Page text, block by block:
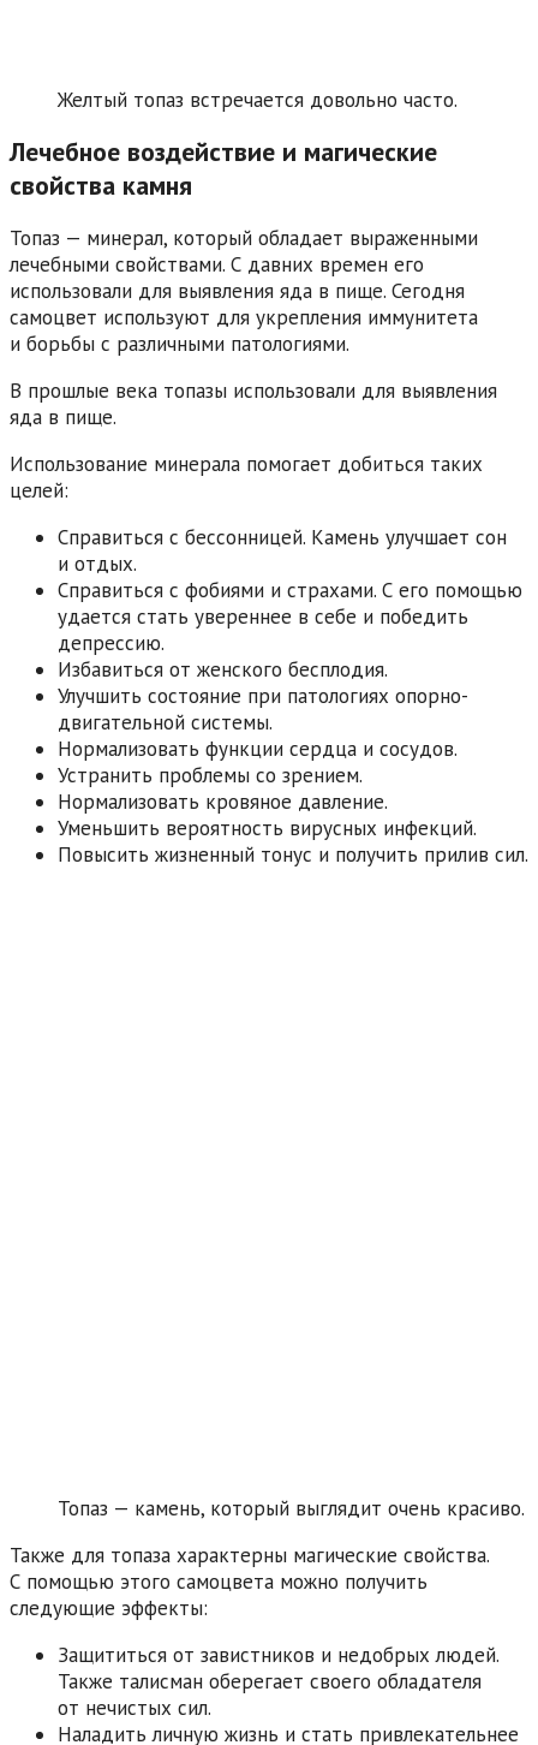
Желтый топаз встречается довольно часто.
Лечебное воздействие и магические
свойства камня
Топаз — минерал, который обладает выраженными
лечебными свойствами. С давних времен его
использовали для выявления яда в пище. Сегодня
самоцвет используют для укрепления иммунитета
и борьбы с различными патологиями.
В прошлые века топазы использовали для выявления
яда в пище.
Использование минерала помогает добиться таких
целей:
Справиться с бессонницей. Камень улучшает сон
и отдых.
Справиться с фобиями и страхами. С его помощью
удается стать увереннее в себе и победить
депрессию.
Избавиться от женского бесплодия.
Улучшить состояние при патологиях опорно-
двигательной системы.
Нормализовать функции сердца и сосудов.
Устранить проблемы со зрением.
Нормализовать кровяное давление.
Уменьшить вероятность вирусных инфекций.
Повысить жизненный тонус и получить прилив сил.
Топаз — камень, который выглядит очень красиво.
Также для топаза характерны магические свойства.
С помощью этого самоцвета можно получить
следующие эффекты:
Защититься от завистников и недобрых людей.
Также талисман оберегает своего обладателя
от нечистых сил.
Наладить личную жизнь и стать привлекательнее